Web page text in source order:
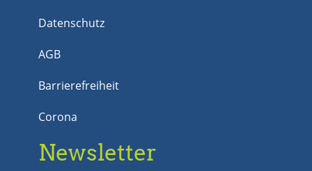
Datenschutz
AGB
Barrierefreiheit
Corona
Newsletter